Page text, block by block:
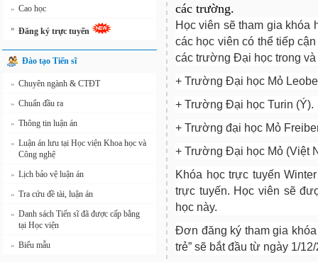
» Cao học
» Đăng ký trực tuyến
Đào tạo Tiến sĩ
» Chuyên ngành & CTĐT
» Chuẩn đầu ra
» Thông tin luận án
» Luận án lưu tại Học viện Khoa học và
Công nghệ
» Lịch bảo vệ luận án
» Tra cứu đề tài, luận án
» Danh sách Tiến sĩ đã được cấp bằng
tại Học viện
» Biểu mẫu
các trường.
Học viên sẽ tham gia khóa
các học viên có thể tiếp
các trường Đại học trong
+ Trường Đại học Mỏ
+ Trường Đại học Turin (Ý).
+ Trường đại học Mỏ
+ Trường Đại học Mỏ (Việt
Khóa học trực tuyến
trực tuyến. Học viên sẽ
học này.
Đơn đăng ký tham gia
trẻ” sẽ bắt đầu từ ngày 1/